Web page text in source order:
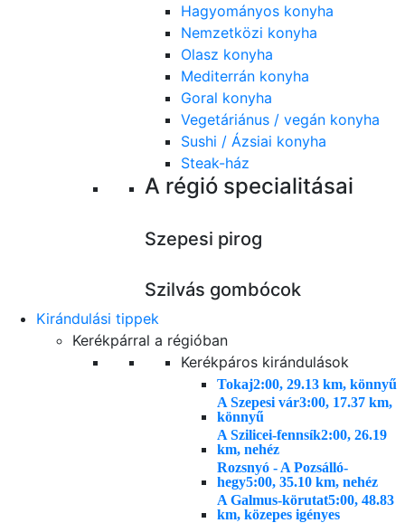
Hagyományos konyha
Nemzetközi konyha
Olasz konyha
Mediterrán konyha
Goral konyha
Vegetáriánus / vegán konyha
Sushi / Ázsiai konyha
Steak-ház
A régió specialitásai
Szepesi pirog
Szilvás gombócok
Kirándulási tippek
Kerékpárral a régióban
Kerékpáros kirándulások
Tokaj2:00, 29.13 km, könnyű
A Szepesi vár3:00, 17.37 km,
könnyű
A Szilicei-fennsík2:00, 26.19
km, nehéz
Rozsnyó - A Pozsálló-
hegy5:00, 35.10 km, nehéz
A Galmus-körutat5:00, 48.83
km, közepes igényes